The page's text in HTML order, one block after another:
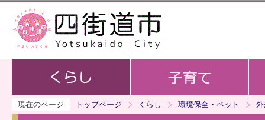
現在のページ トップページ くらし 環境保全・ペット